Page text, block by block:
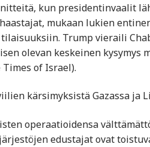
kun presidentinvaalit
mukaan lukien
Trump vieraili
olevan keskeinen kysymys
of Israel).
kärsimyksistä Gazassa ja
operaatioidensa
edustajat ovat